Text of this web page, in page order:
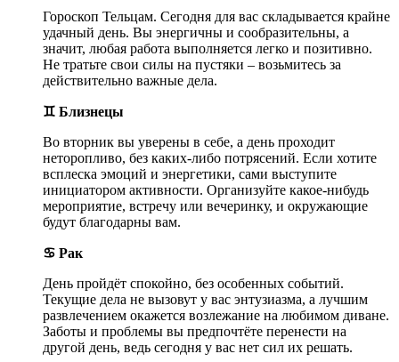
Гороскоп Тельцам. Сегодня для вас складывается крайне
удачный день. Вы энергичны и сообразительны, а
значит, любая работа выполняется легко и позитивно.
Не тратьте свои силы на пустяки – возьмитесь за
действительно важные дела.
♊ Близнецы
Во вторник вы уверены в себе, а день проходит
неторопливо, без каких-либо потрясений. Если хотите
всплеска эмоций и энергетики, сами выступите
инициатором активности. Организуйте какое-нибудь
мероприятие, встречу или вечеринку, и окружающие
будут благодарны вам.
♋ Рак
День пройдёт спокойно, без особенных событий.
Текущие дела не вызовут у вас энтузиазма, а лучшим
развлечением окажется возлежание на любимом диване.
Заботы и проблемы вы предпочтёте перенести на
другой день, ведь сегодня у вас нет сил их решать.